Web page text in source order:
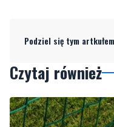
Podziel się tym artkułem
Czytaj również